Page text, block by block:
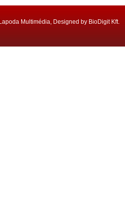
Multimédia, Designed by BioDigit Kft.